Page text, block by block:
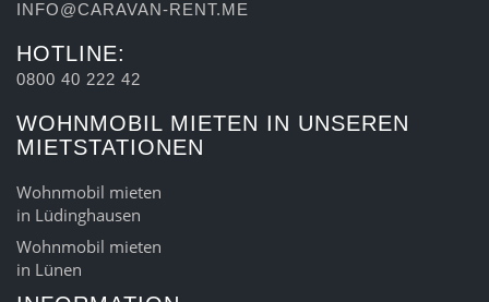
INFO@CARAVAN-RENT.ME
HOTLINE:
0800 40 222 42
WOHNMOBIL MIETEN IN UNSEREN
MIETSTATIONEN
Wohnmobil mieten
in Lüdinghausen
Wohnmobil mieten
in Lünen